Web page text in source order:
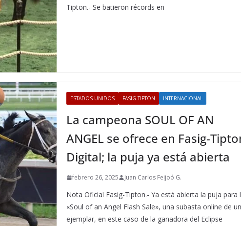
Tipton.- Se batieron récords en
ESTADOS UNIDOS FASIG-TIPTON INTERNACIONAL
La campeona SOUL OF AN
ANGEL se ofrece en Fasig-
Digital; la puja ya está abierta
febrero 26, 2025 Juan Carlos Feijoó G.
Nota Oficial Fasig-Tipton.- Ya está abierta la puja para
«Soul of an Angel Flash Sale», una subasta online de
ejemplar, en este caso de la ganadora del Eclipse